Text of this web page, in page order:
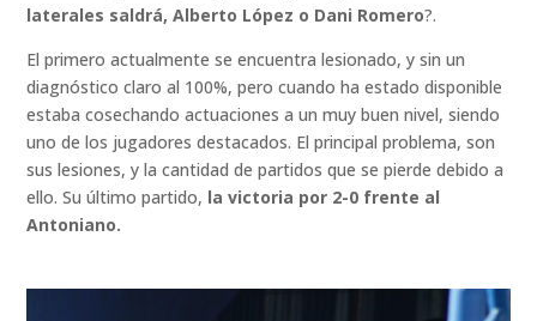
laterales saldrá, Alberto López o Dani Romero?.
El primero actualmente se encuentra lesionado, y sin un
diagnóstico claro al 100%, pero cuando ha estado disponible
estaba cosechando actuaciones a un muy buen nivel, siendo
uno de los jugadores destacados. El principal problema, son
sus lesiones, y la cantidad de partidos que se pierde debido a
ello. Su último partido, la victoria por 2-0 frente al
Antoniano.